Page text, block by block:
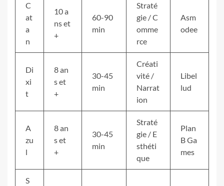
C
at
a
n
10 a
ns et
+
60-90
min
Straté
gie / C
omme
rce
Asm
odee
Di
xi
t
8 an
s et
+
30-45
min
Créati
vité /
Narrat
ion
Libel
lud
A
zu
l
8 an
s et
+
30-45
min
Straté
gie / E
sthéti
que
Plan
B Ga
mes
S